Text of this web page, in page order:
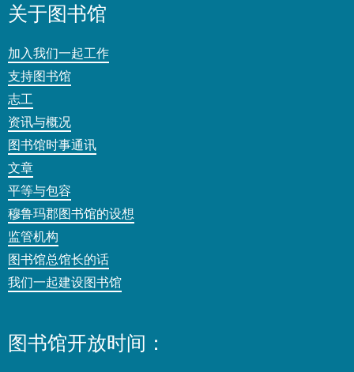
关于图书馆
加入我们一起工作
支持图书馆
志工
资讯与概况
图书馆时事通讯
文章
平等与包容
穆鲁玛郡图书馆的设想
监管机构
图书馆总馆长的话
我们一起建设图书馆
图书馆开放时间：